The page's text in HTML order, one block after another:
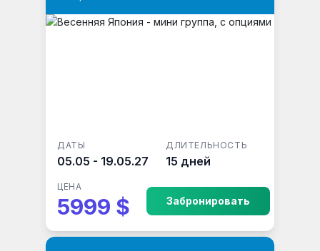
ДАТЫ
05.05 - 19.05.27
ДЛИТЕЛЬНОСТЬ
15 дней
ЦЕНА
5999 $ Забронировать